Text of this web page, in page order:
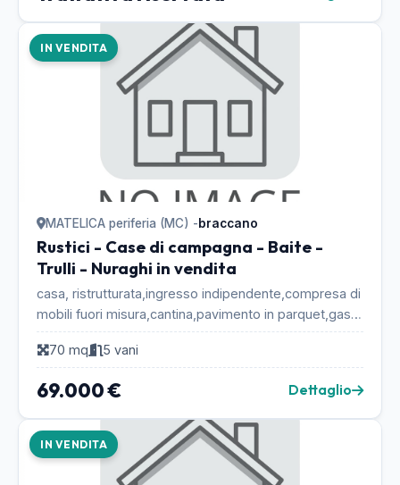
IN VENDITA
MATELICA periferia (MC) -braccano
Rustici - Case di campagna - Baite -
Trulli - Nuraghi in vendita
casa, ristrutturata,ingresso indipendente,compresa di
mobili fuori misura,cantina,pavimento in parquet,gas
metano,piu stufa a legna,vera occasione....
70 mq
5 vani
69.000 € Dettaglio
IN VENDITA